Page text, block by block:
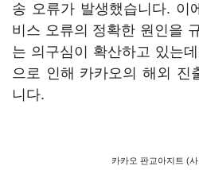
송 오류가 발생했습니다. 이
비스 오류의 정확한 원인을
는 의구심이 확산하고 있는
으로 인해 카카오의 해외 진
니다.
카카오 판교아지트 (